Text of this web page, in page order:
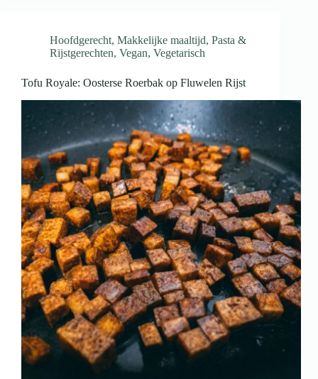
Hoofdgerecht, Makkelijke maaltijd, Pasta &
Rijstgerechten, Vegan, Vegetarisch
Tofu Royale: Oosterse Roerbak op Fluwelen Rijst